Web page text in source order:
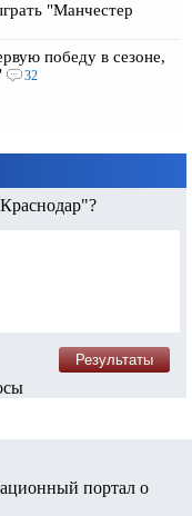
"Манчестер
победу в сезоне,
32
портал о